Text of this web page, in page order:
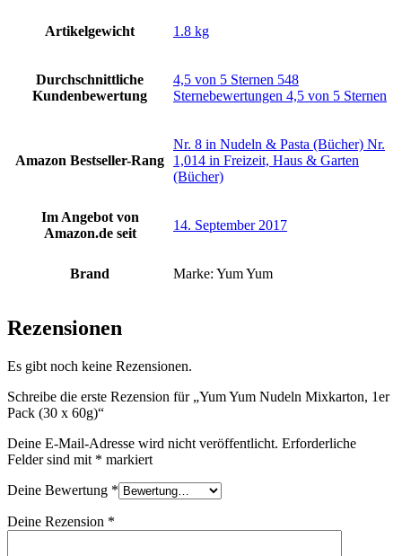
Artikelgewicht ‎1.8 kg
Durchschnittliche
Kundenbewertung
4,5 von 5 Sternen 548
Sternebewertungen 4,5 von 5 Sternen
Amazon Bestseller-Rang
Nr. 8 in Nudeln & Pasta (Bücher) Nr.
1,014 in Freizeit, Haus & Garten
(Bücher)
Im Angebot von
Amazon.de seit
14. September 2017
Brand Marke: Yum Yum
Rezensionen
Es gibt noch keine Rezensionen.
Schreibe die erste Rezension für „Yum Yum Nudeln Mixkarton, 1er
Pack (30 x 60g)“
Deine E-Mail-Adresse wird nicht veröffentlicht. Erforderliche
Felder sind mit * markiert
Deine Bewertung *
Deine Rezension *